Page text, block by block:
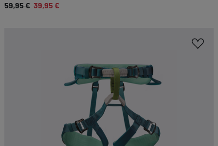
Essenzielle Cookies ermöglichen grundlegende
Funktionen und sind für die einwandfreie
Funktion dieses Onlineshops erforderlich.
Cookie-Informationen anzeigen
KOMFORTFUNKTIONEN
59,95 € 39,95 €